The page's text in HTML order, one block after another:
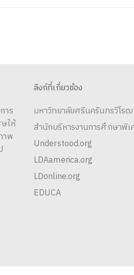
ห้
ลิงก์ที่เกี่ยวข้อง
มหาวิทยาลัยศรีนครินทรวิโรฒ
สำนักบริหารงานการศึกษาพิเ
Understood.org
LDAamerica.org
LDonline.org
EDUCA